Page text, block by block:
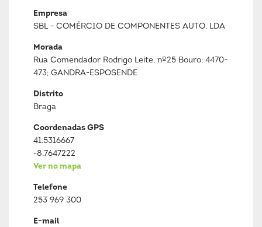
Empresa
SBL - COMÉRCIO DE COMPONENTES AUTO, LDA
Morada
Rua Comendador Rodrigo Leite, nº25 Bouro; 4470-
473; GANDRA-ESPOSENDE
Distrito
Braga
Coordenadas GPS
41.5316667
-8.7647222
Ver no mapa
Telefone
253 969 300
E-mail